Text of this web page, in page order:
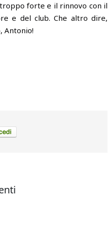
troppo forte e il rinnovo con il
e del club. Che altro dire,
Antonio!